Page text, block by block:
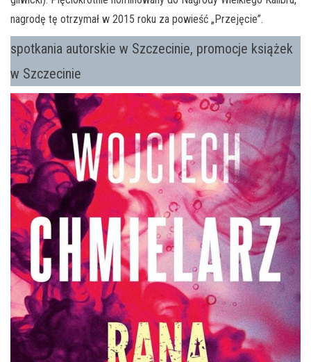
nagrodę tę otrzymał w 2015 roku za powieść „Przejęcie”.
spotkania autorskie w Szczecinie, promocje książek
w Szczecinie